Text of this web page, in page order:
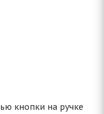
кнопки на ручке